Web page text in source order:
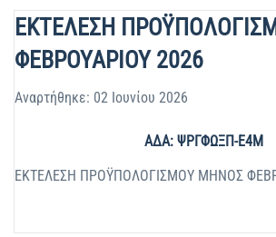
ΕΚΤΕΛΕΣΗ
ΦΕΒΡΟΥΑΡΙΟΥ 2026
Αναρτήθηκε: 02 Ιουνίου 2026
ΑΔΑ: ΨΡΓΦΩΞΠ-Ε4Μ
ΕΚΤΕΛΕΣΗ ΠΡΟΫΠΟΛΟΓΙΣΜΟΥ ΜΗΝΟΣ